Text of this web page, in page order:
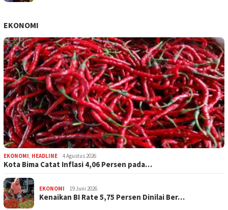
EKONOMI
EKONOMI, HEADLINE 4 Agustus 2026
Kota Bima Catat Inflasi 4,06 Persen pada…
EKONOMI 19 Juni 2026
Kenaikan BI Rate 5,75 Persen Dinilai Ber…